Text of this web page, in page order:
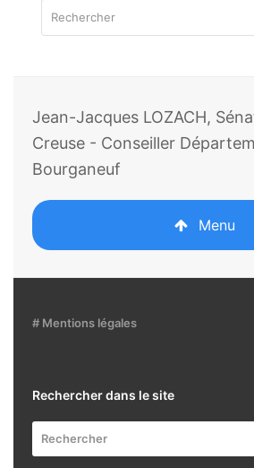
Jean-Jacques LOZACH,
Creuse - Conseiller
Bourganeuf
Menu
# Mentions légales
Rechercher dans le site